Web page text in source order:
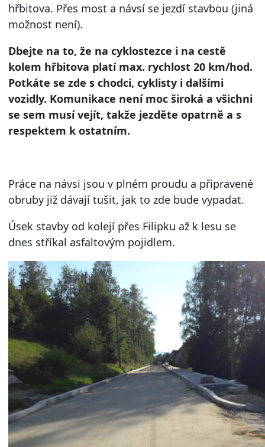
hřbitova. Přes most a návsí se jezdí stavbou (jiná
možnost není).
Dbejte na to, že na cyklostezce i na cestě
kolem hřbitova platí max. rychlost 20 km/hod.
Potkáte se zde s chodci, cyklisty i dalšími
vozidly. Komunikace není moc široká a všichni
se sem musí vejít, takže jezděte opatrně a s
respektem k ostatním.
Práce na návsi jsou v plném proudu a připravené
obruby již dávají tušit, jak to zde bude vypadat.
Úsek stavby od kolejí přes Filipku až k lesu se
dnes stříkal asfaltovým pojidlem.